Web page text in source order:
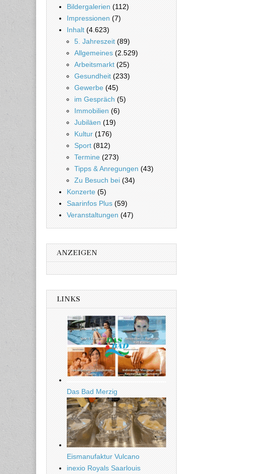
Bildergalerien (112)
Impressionen (7)
Inhalt (4.623)
5. Jahreszeit (89)
Allgemeines (2.529)
Arbeitsmarkt (25)
Gesundheit (233)
Gewerbe (45)
im Gespräch (5)
Immobilien (6)
Jubiläen (19)
Kultur (176)
Sport (812)
Termine (273)
Tipps & Anregungen (43)
Zu Besuch bei (34)
Konzerte (5)
Saarinfos Plus (59)
Veranstaltungen (47)
ANZEIGEN
LINKS
Das Bad Merzig
Eismanufaktur Vulcano
inexio Royals Saarlouis